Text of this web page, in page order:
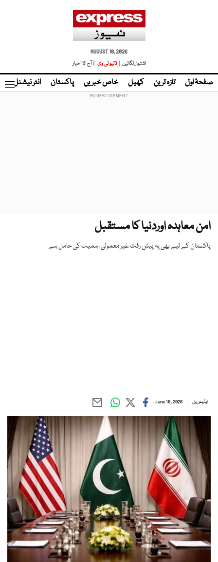
AUGUST 10, 2026
اشتہار لگائیں |
لائیو ٹی وی | آج کا اخبار
صفحۂ اول تازہ ترین کھیل خاص خبریں پاکستان انٹر نیشنل
امن معاہدہ اوردنیا کا مستقبل
پاکستان کے لیے بھی یہ پیش رفت غیر معمولی اہمیت کی حامل ہے
ایڈیٹوریل June 16, 2026